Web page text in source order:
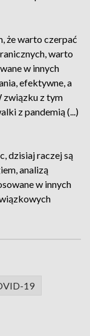
że warto czerpać
warto
w innych
efektywne, a
związku z tym
z pandemią (...)
dzisiaj raczej są
analizą
w innych
19